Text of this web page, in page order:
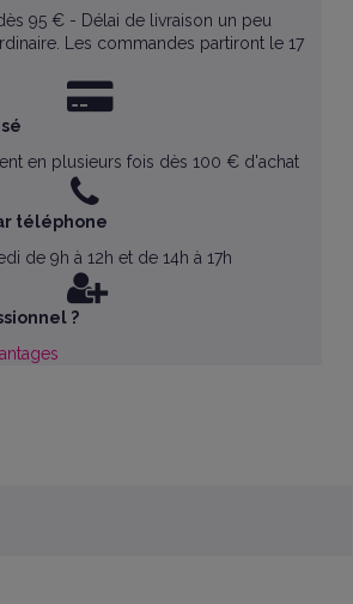
95 € - Délai de livraison un peu
Les commandes partiront le 17
en plusieurs fois dès 100 € d'achat
téléphone
de 9h à 12h et de 14h à 17h
?